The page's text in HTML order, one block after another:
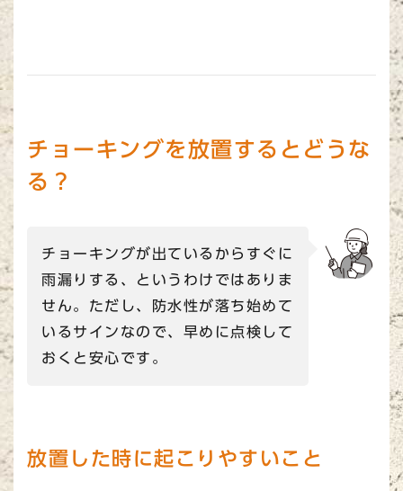
チョーキングを放置するとどうな
る？
チョーキングが出ているからすぐに
雨漏りする、というわけではありま
せん。ただし、防水性が落ち始めて
いるサインなので、早めに点検して
おくと安心です。
放置した時に起こりやすいこと